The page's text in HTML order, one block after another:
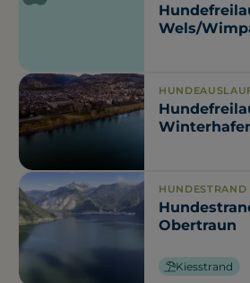
Wels/
HUNDESTRAND
Obertraun
Kiesstrand